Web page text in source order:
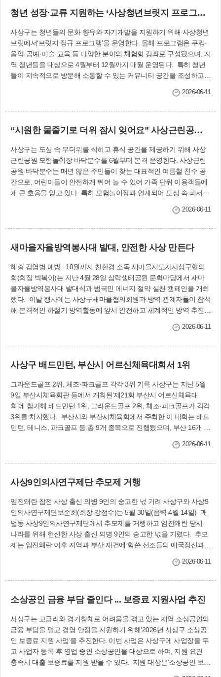
이 마련돼 관람객들의 발길을 끌었다. 아동청소년
여하고 즐길 수 있는 문화 활동의 장을 지속적으로
확대해 건강한 성장과 다양한 경험을 지원하겠
다”고 전했다. 제2차 사상청소년예술제는 오는 10
월 사상강변축제와 연계해 개최될 예정이다. 아
동청소년과(☎310-5214)
며, 이용객들이 안심하고 이용할 수 있도록 정기적인 청소와 수질 관
가까운 공원에서 시원하게 더위를 식히며 가족과 함께 즐거운 시간을
보내길 바란다”며 “앞으로도 안전하고 쾌적한 생활밀착형 휴식 공간
조성에 힘쓰겠다”고 말했다. 녹지공원과(☎310-4521)
청년 성장·교류 지원하는 ‘사상청년브릿지 프로그램’운영
사상구는 청년들의 문화 향유와 자기개발을 지원하기 위해 사상청년
브릿에서‘브릿지 정규 프로그램’을 운영한다. 올해 프로그램은 쿠킹·
음악·공예·미술·교육 등 다양한 분야의 체험형 강좌로 구성됐으며, 지
역 청년들을 대상으로 4월부터 12월까지 매월 운영된다. 특히 청년
들이 지속적으로 방문해 소통할 수 있는 커뮤니티 공간을 조성하고,
6월 주요 프로그램은 ▲부산의 피란수도 역사와 음식을‘알아보는 부
‘청년 인생가치 쿠킹클래스’ ▲우쿨렐레 코드와 연주를 배우는‘우쿨
렐레 연주’ ▲초급자를 위한‘바이올린 연주’ 등 이다. 미래청년기획단
관계자는 “청년들이 다양한 활동을 통해 취미와 재능을 발견하고 자
연스럽게 교류할 수 있는 계기가 되길 바란다”며 “앞으로도 청년들의
수요를 반영한 맞춤형 프로그램 운영에 힘쓰겠다”고 말했다. 미래청
2026-06-11
“시원한 물줄기로 더위 잠시 잊어요” 사상근린공원 바닥분수 6월부터 운영
사상구는 도심 속 무더위를 식히고 휴식 공간을 제공하기 위해 사상
근린공원 모험놀이장 바닥분수를 6월부터 본격 운영한다. 사상근린
공원 바닥분수는 매년 많은 주민들이 찾는 대표적인 여름철 친수 공
간으로, 어린이들이 안전하게 뛰어 놀 수 있어 가족 단위 이용객들에
게 큰 호응을 얻고 있다. 특히 모험놀이장과 연계되어 도심 속 피서지
전 11시, 오후 1시·3시·5시 하루 4회씩 30분간 가동하며, 무더위가 절
며, 이용객들이 안심하고 이용할 수 있도록 정기적인 청소와 수질 관
가까운 공원에서 시원하게 더위를 식히며 가족과 함께 즐거운 시간을
보내길 바란다”며 “앞으로도 안전하고 쾌적한 생활밀착형 휴식 공간
조성에 힘쓰겠다”고 말했다. 녹지공원과(☎310-4521)
2026-06-11
새마을자율방역봉사대 발대, 안전한 사상 만든다
해충 감염병 예방...10월까지 친환경 소독 새마을지도자사상구협의
회(회장 박복이)는 지난 4월 28일 삼락생태공원 문화마당에서 새마
을자율방역봉사대 발대식과 범국민 에너지 절약 실천 캠페인을 개최
했다. 이날 행사에는 사상구새마을협의회원과 방역 관계자들이 참석
해 본격적인 하절기 방역활동에 앞서 안전하고 체계적인 방역 추진을
상구 12개 동 새마을자율방역봉사대는 6월부터 10월까지 하절기 감
사상구새마을자율방역봉사대 관계자는 “매년 하절기 전염병 예방과
극 활동하고 있다”며 “주민들이 안심하고 생활할 수 있는 건강한 지역
사회 조성과 에너지 절약 실천문화 확산에도 최선을 다하겠다”고 말
했다. 자치행정과(☎310-4121), 보건행정과(☎310-5106)
2026-06-11
사상구 배드민턴, 부산시 어르신체육대회서 1위
그라운드골프 2위, 체조·파크골프 각각 3위 기록 사상구는 지난 5월
9일 부산시체육회관 등에서 개최된‘제21회 부산시 어르신체육대
회’에 참가해 배드민턴 1위, 그라운드골프 2위, 체조·파크골프가 각각
3위를 차지했다. 부산시와 부산시체육회에서 주최한 이 대회는 배드
민턴, 테니스, 파크골프 등 총 9개 종목으로 진행됐으며, 부산 16개 구
114명의 선수단이 참가해 경기를 치렀다. 사상구 선수단의 대회 참
다”며 선수단을 격려했다. 문화체육과(☎310-4914)
2026-06-11
사상9인의사연구제단 추모제 거행
임진왜란 참전 사상 출신 의병 9인의 숭고한 넋 기려 사상구와 사상9
인의사연구제단보존회(회장 강점수)는 5월 30일(음력 4월 14일) 괘
법동 사상9인의사연구제단에서 추모제를 거행하고 임진왜란 당시
나라를 위해 헌신한 사상 출신 의병 9인의 숭고한 넋을 기렸다. 추모
제는 임진왜란 이후 지역과 부산 재건에 힘쓴 선조들의 애국정신과
분위기 속에서 헌화와 제를 올리며 호국정신을 되새겼다. 문화체육
2026-06-11
소상공인 금융 부담 줄인다 ... 보증료 지원사업 추진
사상구는 고금리와 경기침체로 어려움을 겪고 있는 지역 소상공인의
금융 부담을 덜고 경영 안정을 지원하기 위해‘2026년 사상구 소상공
인 보증료 지원 사업’을 추진한다. 이번 사업은 사상구에 사업장을 두
고 사업자 등록 후 영업 중인 소상공인을 대상으로 하며, 지원 요건
충족시 대출 보증료를 지원 받을 수 있다. 지원 대상은‘소상공인 보호